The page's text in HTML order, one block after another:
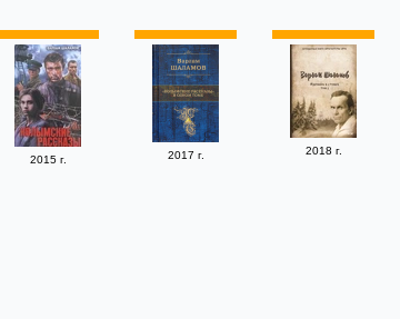
2015 г. 2017 г. 2018 г.